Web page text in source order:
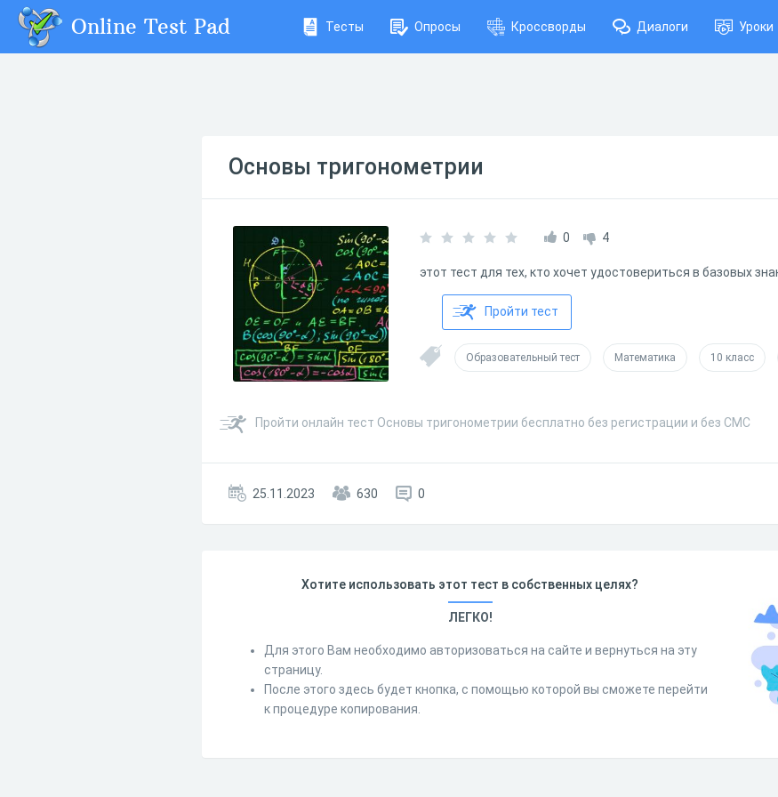
Online Test Pad Тесты Опросы Кроссворды Диалоги Уроки
Основы тригонометрии
0 4
этот тест для тех, кто хочет удостовериться в базовых
Пройти тест
Образовательный тест Математика 10 класс
Пройти онлайн тест Основы тригонометрии бесплатно без регистрации и без СМС
25.11.2023 630 0
Хотите использовать этот тест в собственных целях?
ЛЕГКО!
Для этого Вам необходимо авторизоваться на сайте и вернуться на эту
страницу.
После этого здесь будет кнопка, с помощью которой вы сможете перейти
к процедуре копирования.